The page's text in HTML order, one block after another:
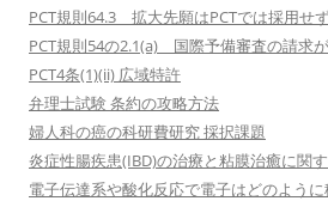
PCT規則64.3 拡大先願はPCTでは採用せ
PCT規則54の2.1(a) 国際予備審査の請求
PCT4条(1)(ii) 広域特許
弁理士試験 条約の攻略方法
婦人科の癌の科研費研究 採択課題
炎症性腸疾患(IBD)の治療と粘膜治癒に関
電子伝達系や酸化反応で電子はどのよう